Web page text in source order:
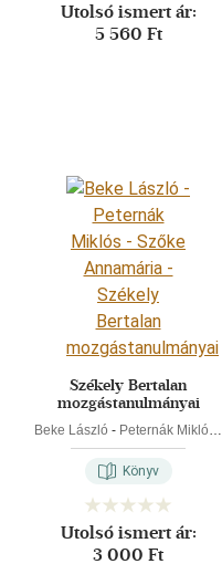
Utolsó ismert ár:
5 560 Ft
Székely Bertalan
mozgástanulmányai
Beke László - Peternák Miklós-
Szőke Annamária
Könyv
Utolsó ismert ár:
3 000 Ft